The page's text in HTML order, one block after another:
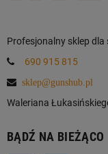
Profesjonalny sklep
690 915 815
sklep@gunshub.pl
Waleriana
BĄDŹ NA BIEŻĄCO